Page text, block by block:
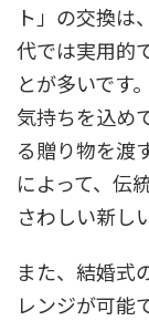
ト」の交換は
代では実用的
とが多いです
気持ちを込め
る贈り物を渡
によって、伝
さわしい新し
また、結婚式
レンジが可能